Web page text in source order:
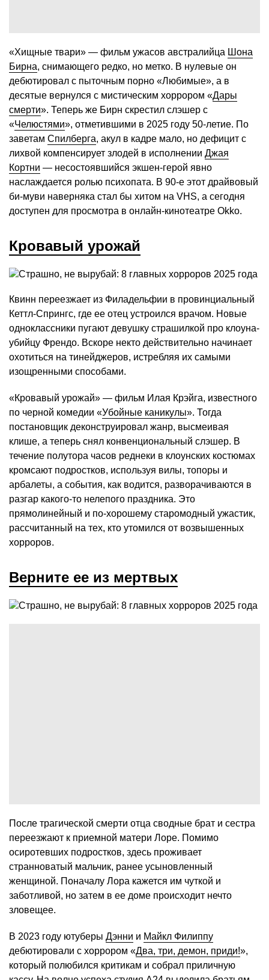
«Хищные твари» — фильм ужасов австралийца Шона
Бирна, снимающего редко, но метко. В нулевые он
дебютировал с пыточным порно «Любимые», а в
десятые вернулся с мистическим хоррором «Дары
смерти». Теперь же Бирн скрестил слэшер с
«Челюстями», отметившими в 2025 году 50-летие. По
заветам Спилберга, акул в кадре мало, но дефицит с
лихвой компенсирует злодей в исполнении Джая
Кортни — несостоявшийся экшен-герой явно
наслаждается ролью психопата. В 90-е этот драйвовый
би-муви наверняка стал бы хитом на VHS, а сегодня
доступен для просмотра в онлайн-кинотеатре Okko.
Кровавый урожай
Квинн переезжает из Филадельфии в провинциальный
Кеттл-Спрингс, где ее отец устроился врачом. Новые
одноклассники пугают девушку страшилкой про клоуна-
убийцу Френдо. Вскоре некто действительно начинает
охотиться на тинейджеров, истребляя их самыми
изощренными способами.
«Кровавый урожай» — фильм Илая Крэйга, известного
по черной комедии «Убойные каникулы». Тогда
постановщик деконструировал жанр, высмеивая
клише, а теперь снял конвенциональный слэшер. В
течение полутора часов реднеки в клоунских костюмах
кромсают подростков, используя вилы, топоры и
арбалеты, а события, как водится, разворачиваются в
разгар какого-то нелепого праздника. Это
прямолинейный и по-хорошему старомодный ужастик,
рассчитанный на тех, кто утомился от возвышенных
хорроров.
Верните ее из мертвых
После трагической смерти отца сводные брат и сестра
переезжают к приемной матери Лоре. Помимо
осиротевших подростков, здесь проживает
странноватый мальчик, ранее усыновленный
женщиной. Поначалу Лора кажется им чуткой и
заботливой, но затем в ее доме происходит нечто
зловещее.
В 2023 году ютуберы Дэнни и Майкл Филиппу
дебютировали с хоррором «Два, три, демон, приди!»,
который полюбился критикам и собрал приличную